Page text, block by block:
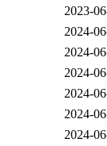
2023-
2024-
2024-
2024-
2024-
2024-
2024-